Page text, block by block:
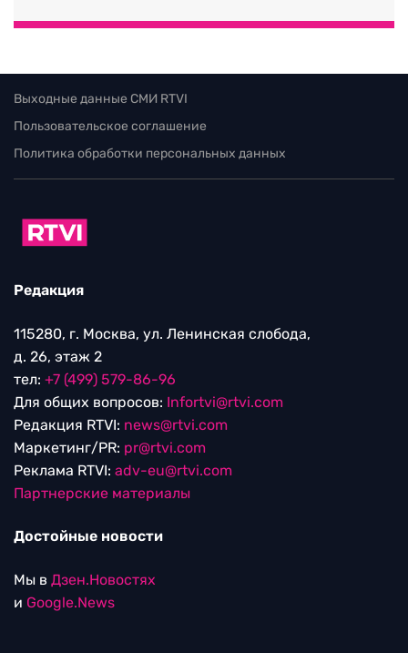
Выходные данные СМИ RTVI
Пользовательское соглашение
Политика обработки персональных данных
Редакция
115280, г. Москва, ул. Ленинская слобода,
д. 26, этаж 2
тел: +7 (499) 579-86-96
Для общих вопросов: Infortvi@rtvi.com
Редакция RTVI: news@rtvi.com
Маркетинг/PR: pr@rtvi.com
Реклама RTVI: adv-eu@rtvi.com
Партнерские материалы
Достойные новости
Мы в Дзен.Новостях
и Google.News